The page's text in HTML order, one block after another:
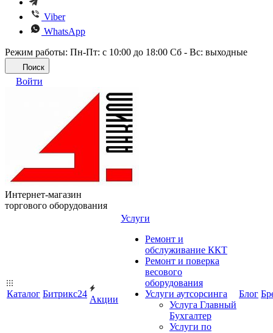
Viber
WhatsApp
Режим работы: Пн-Пт: с 10:00 до 18:00 Сб - Вс: выходные
Поиск
Войти
Интернет-магазин
торгового оборудования
Каталог Битрикс24
Акции
Услуги
Ремонт и
обслуживание ККТ
Ремонт и поверка
весового
оборудования
Услуги аутсорсинга
Услуга Главный
Бухгалтер
Услуги по
Блог